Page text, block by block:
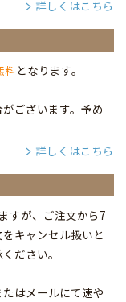
詳しくはこちら
料となります。
ございます。予め
詳しくはこちら
すが、ご注文から7
キャンセル扱いと
ださい。
はメールにて速や